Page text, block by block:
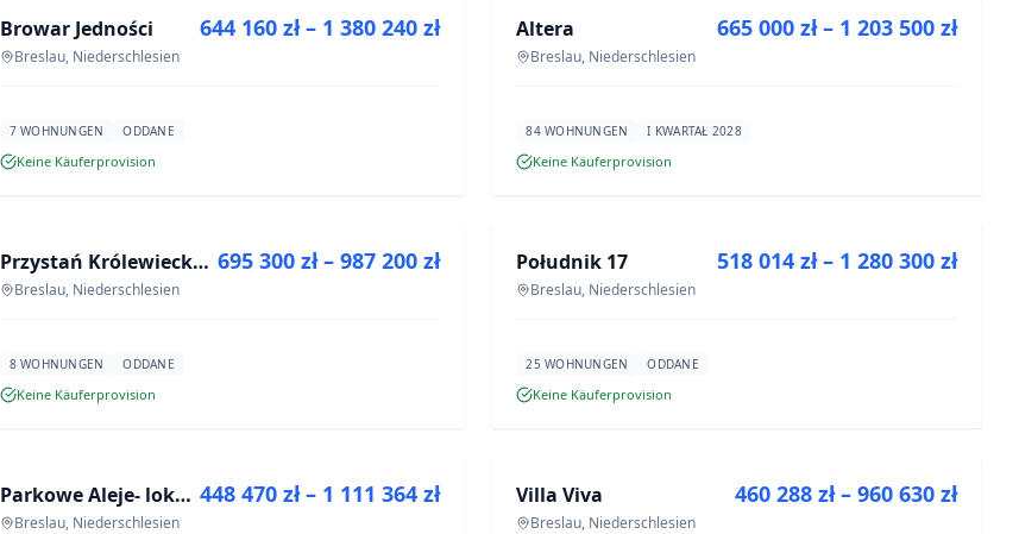
NEUBAU
Browar Jedności
Breslau, Niederschlesien
644 160 zł – 1 380 240 zł
7 WOHNUNGEN ODDANE
Keine Käuferprovision
NEUBAU
Altera
Breslau, Niederschlesien
665 000 zł – 1 203 500 zł
84 WOHNUNGEN I KWARTAŁ 2028
Keine Käuferprovision
NEUBAU Przystań Królewiecka III
Breslau, Niederschlesien
695 300 zł – 987 200 zł
8 WOHNUNGEN ODDANE
Keine Käuferprovision
NEUBAU
Południk 17
Breslau, Niederschlesien
518 014 zł – 1 280 300 zł
25 WOHNUNGEN ODDANE
Keine Käuferprovision
NEUBAU Parkowe Aleje- lokale usługowe
Breslau, Niederschlesien
448 470 zł – 1 111 364 zł NEUBAU
Villa Viva
Breslau, Niederschlesien
460 288 zł – 960 630 zł